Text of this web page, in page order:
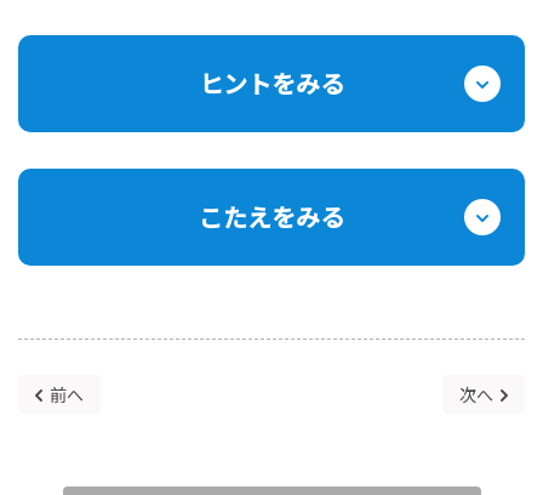
ヒントをみる
こたえをみる
前へ 次へ